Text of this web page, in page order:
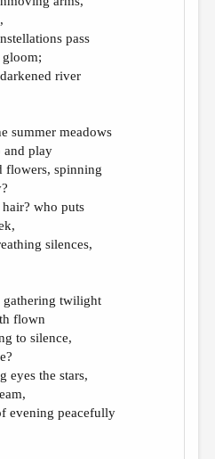
pass
river
summer meadows
and play
flowers, spinning
who puts
silences,
gathering twilight
flown
to silence,
eyes the stars,
evening peacefully